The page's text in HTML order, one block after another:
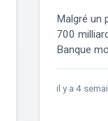
Malgré un
700
Banque
il y a 4